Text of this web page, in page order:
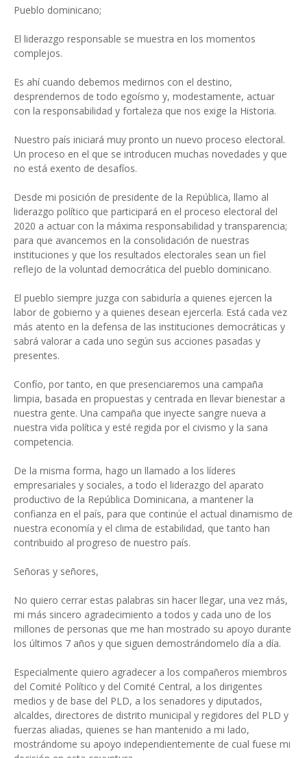
Pueblo dominicano;
El liderazgo responsable se muestra en los momentos
complejos.
Es ahí cuando debemos medirnos con el destino,
desprendernos de todo egoísmo y, modestamente, actuar
con la responsabilidad y fortaleza que nos exige la Historia.
Nuestro país iniciará muy pronto un nuevo proceso electoral.
Un proceso en el que se introducen muchas novedades y que
no está exento de desafíos.
Desde mi posición de presidente de la República, llamo al
liderazgo político que participará en el proceso electoral del
2020 a actuar con la máxima responsabilidad y transparencia;
para que avancemos en la consolidación de nuestras
instituciones y que los resultados electorales sean un fiel
reflejo de la voluntad democrática del pueblo dominicano.
El pueblo siempre juzga con sabiduría a quienes ejercen la
labor de gobierno y a quienes desean ejercerla. Está cada vez
más atento en la defensa de las instituciones democráticas y
sabrá valorar a cada uno según sus acciones pasadas y
presentes.
Confío, por tanto, en que presenciaremos una campaña
limpia, basada en propuestas y centrada en llevar bienestar a
nuestra gente. Una campaña que inyecte sangre nueva a
nuestra vida política y esté regida por el civismo y la sana
competencia.
De la misma forma, hago un llamado a los líderes
empresariales y sociales, a todo el liderazgo del aparato
productivo de la República Dominicana, a mantener la
confianza en el país, para que continúe el actual dinamismo de
nuestra economía y el clima de estabilidad, que tanto han
contribuido al progreso de nuestro país.
Señoras y señores,
No quiero cerrar estas palabras sin hacer llegar, una vez más,
mi más sincero agradecimiento a todos y cada uno de los
millones de personas que me han mostrado su apoyo durante
los últimos 7 años y que siguen demostrándomelo día a día.
Especialmente quiero agradecer a los compañeros miembros
del Comité Político y del Comité Central, a los dirigentes
medios y de base del PLD, a los senadores y diputados,
alcaldes, directores de distrito municipal y regidores del PLD y
fuerzas aliadas, quienes se han mantenido a mi lado,
mostrándome su apoyo independientemente de cual fuese mi